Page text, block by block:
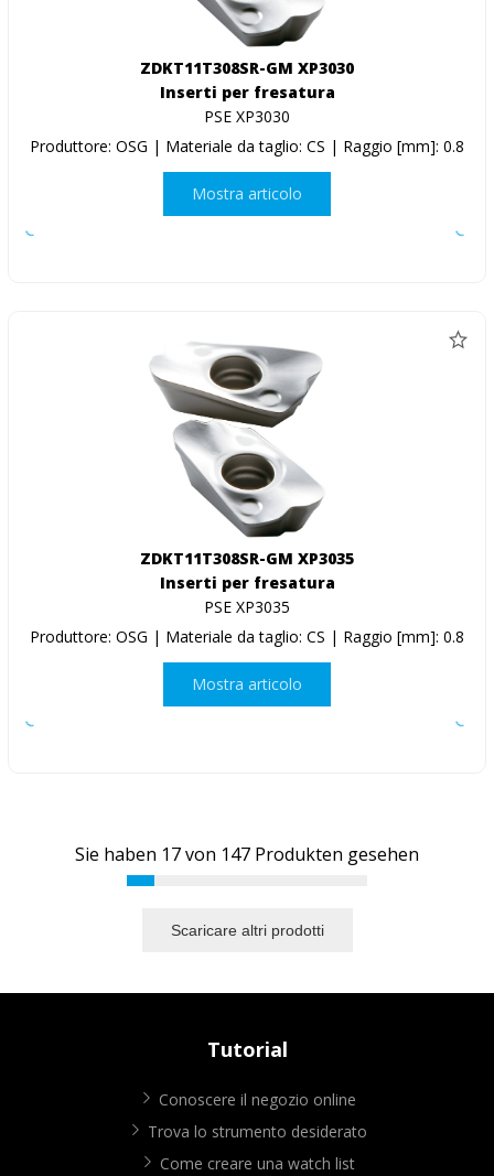
ZDKT11T308SR-GM XP3030
Inserti per fresatura
PSE XP3030
Produttore: OSG | Materiale da taglio: CS | Raggio [mm]: 0.8
Mostra articolo
ZDKT11T308SR-GM XP3035
Inserti per fresatura
PSE XP3035
Produttore: OSG | Materiale da taglio: CS | Raggio [mm]: 0.8
Mostra articolo
Sie haben 17von 147 Produkten gesehen
Scaricare altri prodotti
Tutorial
Conoscere il negozio online
Trova lo strumento desiderato
Come creare una watch list